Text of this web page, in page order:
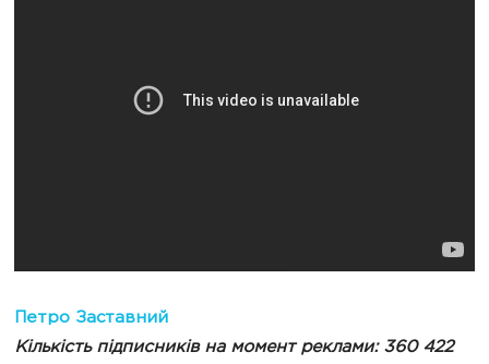
Петро Заставний
Кількість підписників на момент реклами: 360 422